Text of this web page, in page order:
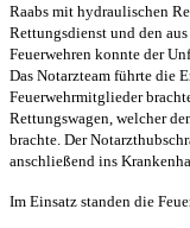
Raabs mit hydraulischen
Rettungsdienst und den
Feuerwehren konnte der
Das Notarzteam führte die
Feuerwehrmitglieder
Rettungswagen, welcher
brachte. Der
anschließend ins
Im Einsatz standen die